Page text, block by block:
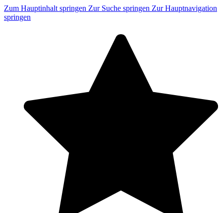
Zum Hauptinhalt springen Zur Suche springen Zur Hauptnavigation
springen